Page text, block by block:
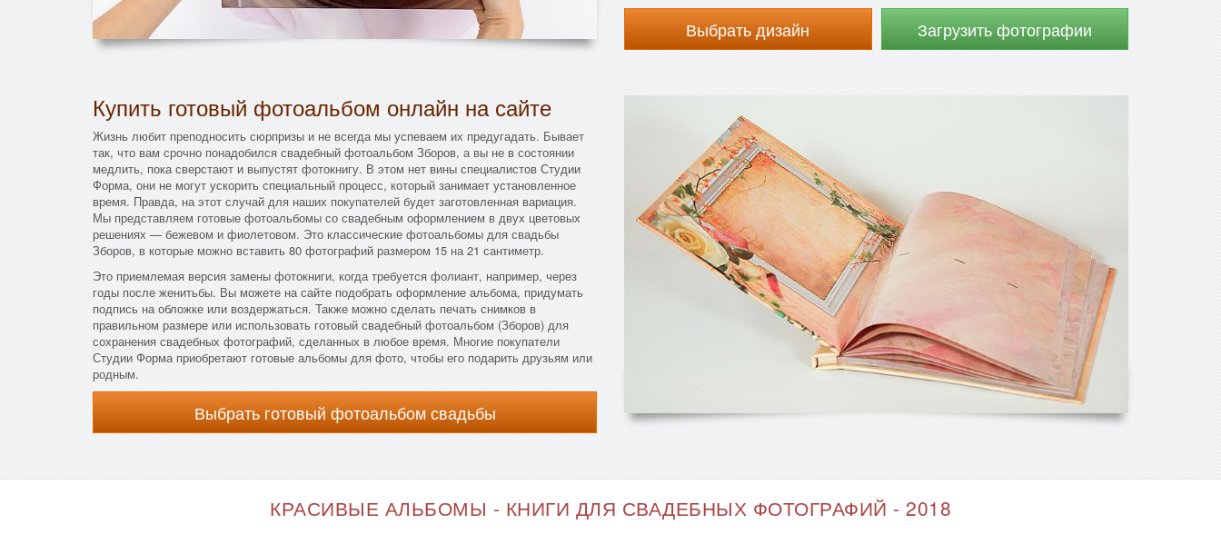
Выбрать дизайн Загрузить фотографии
Купить готовый фотоальбом онлайн на сайте
Жизнь любит преподносить сюрпризы и не всегда мы успеваем их предугадать. Бывает
так, что вам срочно понадобился свадебный фотоальбом Зборов, а вы не в состоянии
медлить, пока сверстают и выпустят фотокнигу. В этом нет вины специалистов Студии
Форма, они не могут ускорить специальный процесс, который занимает установленное
время. Правда, на этот случай для наших покупателей будет заготовленная вариация.
Мы представляем готовые фотоальбомы со свадебным оформлением в двух цветовых
решениях — бежевом и фиолетовом. Это классические фотоальбомы для свадьбы
Зборов, в которые можно вставить 80 фотографий размером 15 на 21 сантиметр.
Это приемлемая версия замены фотокниги, когда требуется фолиант, например, через
годы после женитьбы. Вы можете на сайте подобрать оформление альбома, придумать
подпись на обложке или воздержаться. Также можно сделать печать снимков в
правильном размере или использовать готовый свадебный фотоальбом (Зборов) для
сохранения свадебных фотографий, сделанных в любое время. Многие покупатели
Студии Форма приобретают готовые альбомы для фото, чтобы его подарить друзьям или
родным.
Выбрать готовый фотоальбом свадьбы
КРАСИВЫЕ АЛЬБОМЫ - КНИГИ ДЛЯ СВАДЕБНЫХ ФОТОГРАФИЙ - 2018